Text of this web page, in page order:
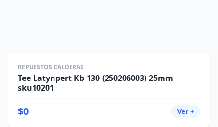
REPUESTOS CALDERAS
Tee-Latynpert-Kb-130-(250206003)-25mm
sku10201
$0 Ver +